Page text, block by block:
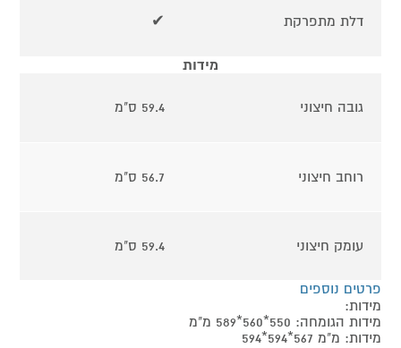
דלת מתפרקת ✔
מידות
גובה חיצוני 59.4 ס"מ
רוחב חיצוני 56.7 ס"מ
עומק חיצוני 59.4 ס"מ
פרטים נוספים
מידות:
מידות הגומחה: 550*560*589 מ"מ
מידות: מ"מ 567*594*594